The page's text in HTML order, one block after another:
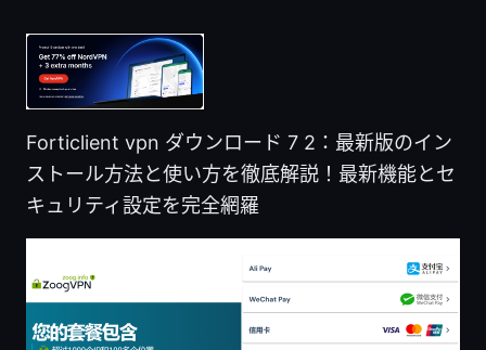
Forticlient vpn ダウンロード 7 2：最新版のイン
ストール方法と使い方を徹底解説！最新機能とセ
キュリティ設定を完全網羅